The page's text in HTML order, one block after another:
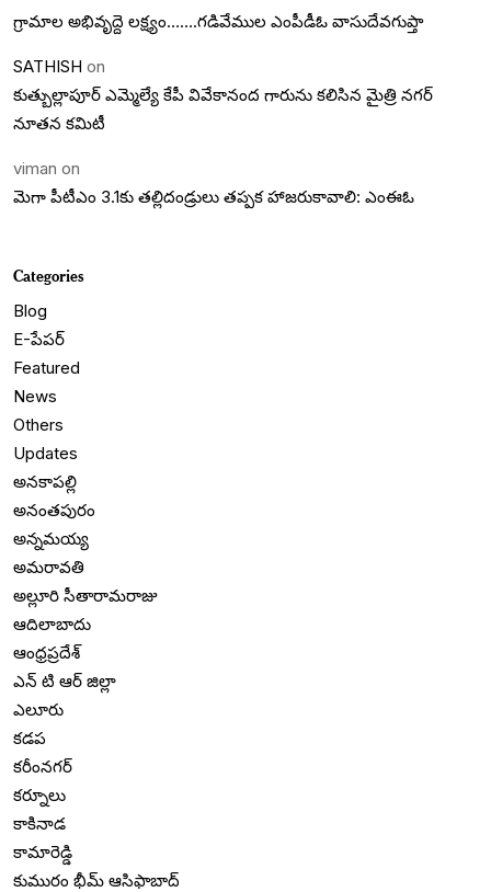
గ్రామాల అభివృద్దె లక్ష్యం…….గడివేముల ఎంపీడీఓ వాసుదేవగుప్తా
SATHISH on
కుత్బుల్లాపూర్ ఎమ్మెల్యే కేపీ వివేకానంద గారును కలిసిన మైత్రి నగర్
నూతన కమిటీ
viman on
మెగా పీటీఎం 3.1కు తల్లిదండ్రులు తప్పక హాజరుకావాలి: ఎంఈఓ
Categories
Blog
E-పేపర్
Featured
News
Others
Updates
అనకాపల్లి
అనంతపురం
అన్నమయ్య
అమరావతి
అల్లూరి సీతారామరాజు
ఆదిలాబాదు
ఆంధ్రప్రదేశ్
ఎన్ టి ఆర్ జిల్లా
ఎలూరు
కడప
కరీంనగర్
కర్నూలు
కాకినాడ
కామారెడ్డి
కుమురం భీమ్ ఆసిఫాబాద్